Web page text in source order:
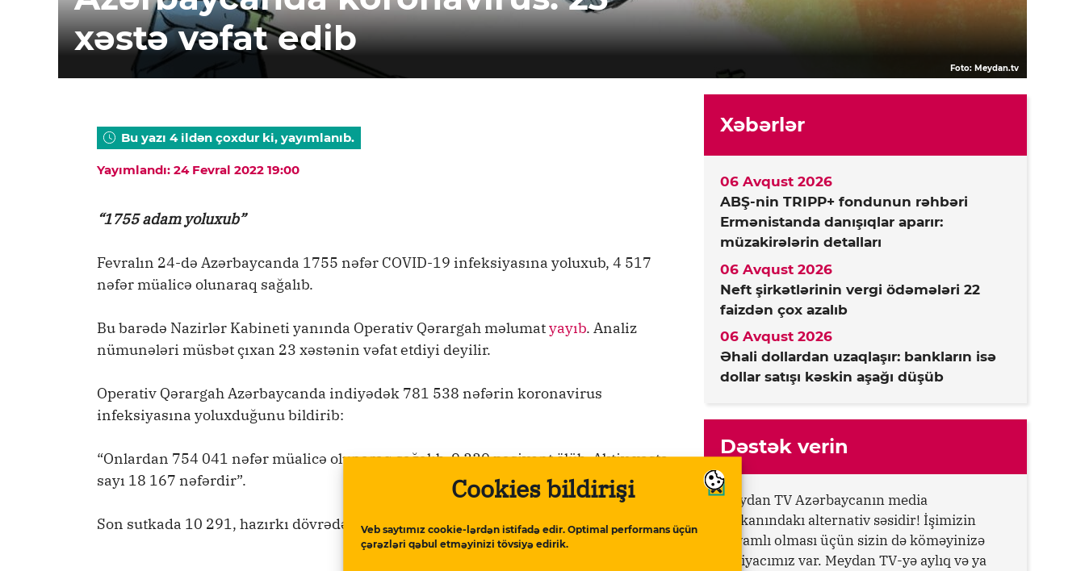
Cookies bildirişi
Veb saytımız cookie-lərdən istifadə edir. Optimal performans üçün
çərəzləri qəbul etməyinizi tövsiyə edirik.
xəstə vəfat edib
Foto: Meydan.tv
Bu yazı 4 ildən çoxdur ki, yayımlanıb.
Yayımlandı: 24 Fevral 2022 19:00
“1755 adam yoluxub”
Fevralın 24-də Azərbaycanda 1755 nəfər COVID-19 infeksiyasına yoluxub, 4 517
nəfər müalicə olunaraq sağalıb.
Bu barədə Nazirlər Kabineti yanında Operativ Qərargah məlumatyayıb. Analiz
nümunələri müsbət çıxan 23 xəstənin vəfat etdiyi deyilir.
Operativ Qərargah Azərbaycanda indiyədək 781 538 nəfərin koronavirus
infeksiyasına yoluxduğunu bildirib:
“Onlardan 754 041 nəfər müalicə olunaraq sağalıb, 9 330 pasiyent ölüb. Aktiv xəstə
sayı 18 167 nəfərdir”.
Son sutkada 10 291, hazırkı dövrədək isə 6 522 155 testin aparıldığı göstərilib.
Xəbərlər
ABŞ-nin TRIPP+ fondunun rəhbəri
Ermənistanda danışıqlar aparır:
müzakirələrin detalları
06 Avqust 2026
Neft şirkətlərinin vergi ödəmələri 22
faizdən çox azalıb
06 Avqust 2026
Əhali dollardan uzaqlaşır: bankların isə
dollar satışı kəskin aşağı düşüb
06 Avqust 2026
Dəstək verin
Meydan TV Azərbaycanın media
məkanındakı alternativ səsidir! İşimizin
davamlı olması üçün sizin də köməyinizə
ehtiyacımız var. Meydan TV-yə aylıq və ya